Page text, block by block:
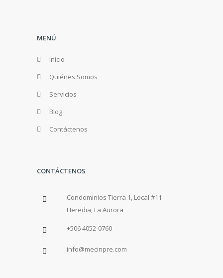
MENÚ
Inicio
Quiénes Somos
Servicios
Blog
Contáctenos
CONTÁCTENOS
Condominios Tierra 1, Local #11
Heredia, La Aurora
+506 4052-0760
info@mecinpre.com